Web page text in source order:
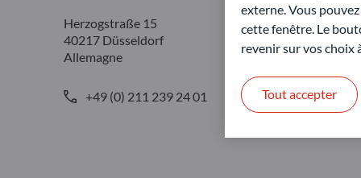
Herzogstraße 15
40217 Düsseldorf
Allemagne
+49 (0) 211 239 24 01
externe. Vous
cette fenêtre. Le
revenir sur vos choix
Tout accepter